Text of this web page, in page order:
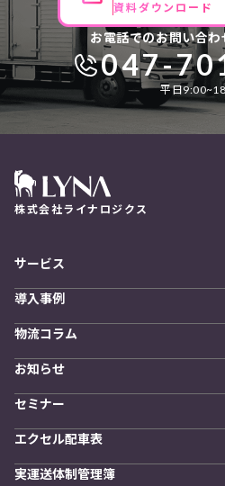
資料ダウンロード
お電話でのお問い合
047-
平日
株式会社ライナロジクス
サービス
LYNA DXプラットフォーム
発着管理オプション
訪問計画
物流拠点最適化
開発者向けサービス
導入事例
導入をご検討の方へ
物流コラム
お知らせ
セミナー
エクセル配車表
実運送体制管理簿